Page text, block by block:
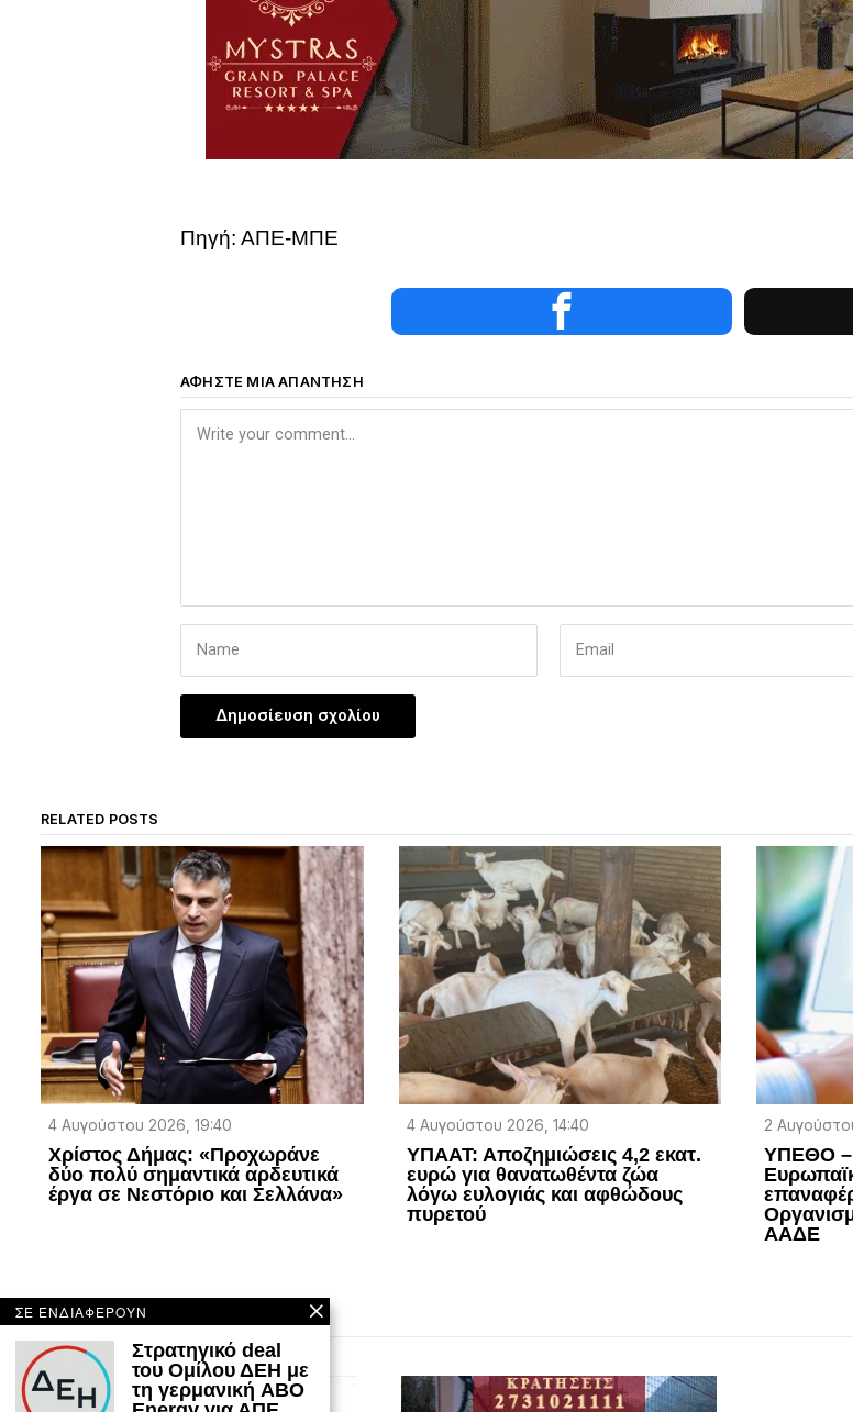
Πηγή: ΑΠΕ-ΜΠΕ
ΑΦΉΣΤΕ ΜΙΑ ΑΠΆΝΤΗΣΗ
RELATED POSTS
4 Αυγούστου 2026, 19:40
Χρίστος Δήμας: «Προχωράνε
δύο πολύ σημαντικά αρδευτικά
έργα σε Νεστόριο και Σελλάνα»
4 Αυγούστου 2026, 14:40
ΥΠΑΑΤ: Αποζημιώσεις 4,2 εκατ.
ευρώ για θανατωθέντα ζώα
λόγω ευλογιάς και αφθώδους
πυρετού
2
ΥΠΕΘΟ
ΑΑΔΕ
ΣΕ ΕΝΔΙΑΦΕΡΟΥΝ
Στρατηγικό deal
του Ομίλου ΔΕΗ με
τη γερμανική ABO